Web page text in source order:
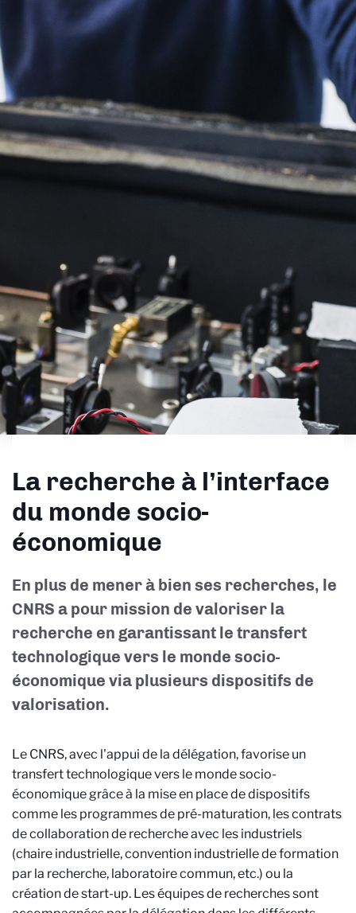
La recherche à l’interface
du monde socio-
économique
En plus de mener à bien ses recherches, le
CNRS a pour mission de valoriser la
recherche en garantissant le transfert
technologique vers le monde socio-
économique via plusieurs dispositifs de
valorisation.
Le CNRS, avec l'appui de la délégation, favorise un
transfert technologique vers le monde socio-
économique grâce à la mise en place de dispositifs
comme les programmes de pré-maturation, les contrats
de collaboration de recherche avec les industriels
(chaire industrielle,convention industrielle de formation
par la recherche, laboratoire commun, etc.) ou la
création de start-up. Les équipes de recherches sont